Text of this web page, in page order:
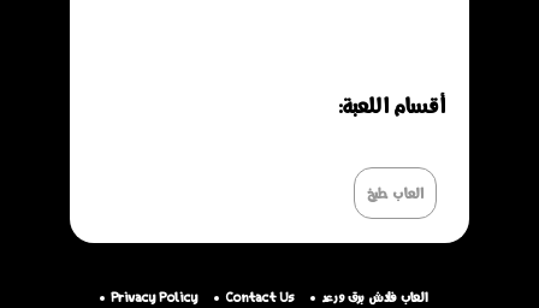
أقسـام اللعـبة:
العاب طبخ
العاب فلاش برق ورعد Contact Us
Privacy Policy